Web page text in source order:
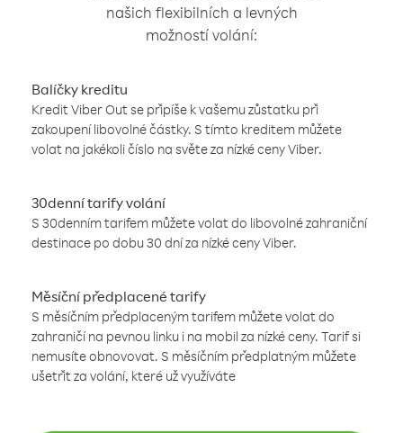
našich flexibilních a levných
možností volání:
Balíčky kreditu
Kredit Viber Out se připíše k vašemu zůstatku při
zakoupení libovolné částky. S tímto kreditem můžete
volat na jakékoli číslo na světe za nízké ceny Viber.
30denní tarify volání
S 30denním tarifem můžete volat do libovolné zahraniční
destinace po dobu 30 dní za nízké ceny Viber.
Měsíční předplacené tarify
S měsíčním předplaceným tarifem můžete volat do
zahraničí na pevnou linku i na mobil za nízké ceny. Tarif si
nemusíte obnovovat. S měsíčním předplatným můžete
ušetřit za volání, které už využíváte